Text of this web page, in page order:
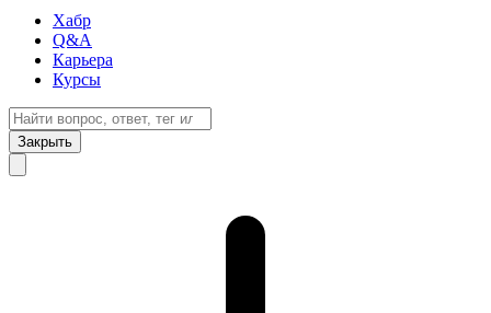
Хабр
Q&A
Карьера
Курсы
Закрыть